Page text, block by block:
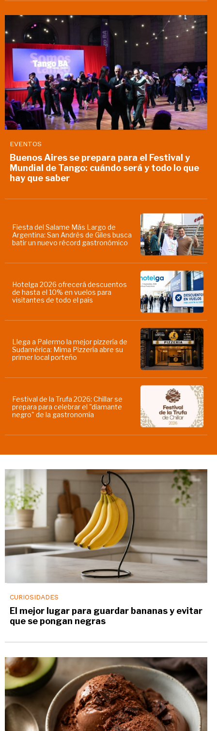
EVENTOS
Buenos Aires se prepara para el Festival y
Mundial de Tango: cuándo será y todo lo que
hay que saber
Fiesta del Salame Más Largo de
Argentina: San Andrés de Giles busca
batir un nuevo récord gastronómico
Hotelga 2026 ofrecerá descuentos
de hasta el 10% en vuelos para
visitantes de todo el país
Llega a Palermo la mejor pizzería de
Sudamérica: Mima Pizzería abre su
primer local porteño
Festival de la Trufa 2026: Chillar se
prepara para celebrar el "diamante
negro" de la gastronomía
CURIOSIDADES
El mejor lugar para guardar bananas y evitar
que se pongan negras